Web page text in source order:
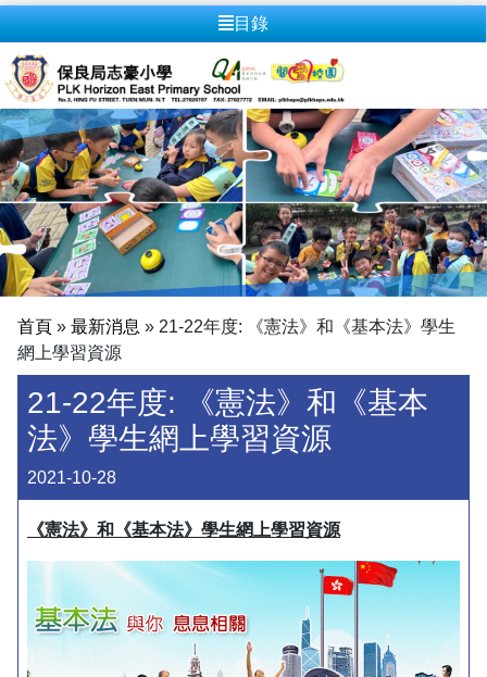
目錄
首頁 » 最新消息 » 21-22年度: 《憲法》和《基本法》學生
網上學習資源
21-22年度: 《憲法》和《基本
法》學生網上學習資源
2021-10-28
《憲法》和《基本法》學生網上學習資源